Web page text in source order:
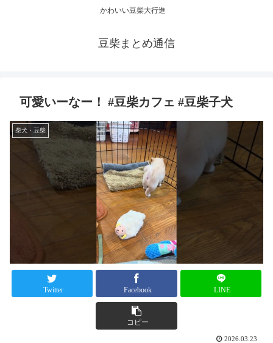
かわいい豆柴大行進
豆柴まとめ通信
可愛いーなー！ #豆柴カフェ #豆柴子犬
柴犬・豆柴
Twitter Facebook LINE
コピー
2026.03.23